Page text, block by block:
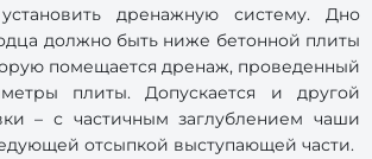
дренажную систему. Дно
должно быть ниже бетонной плиты
помещается дренаж, проведенный
плиты. Допускается и другой
– с частичным заглублением чаши
отсыпкой выступающей части.